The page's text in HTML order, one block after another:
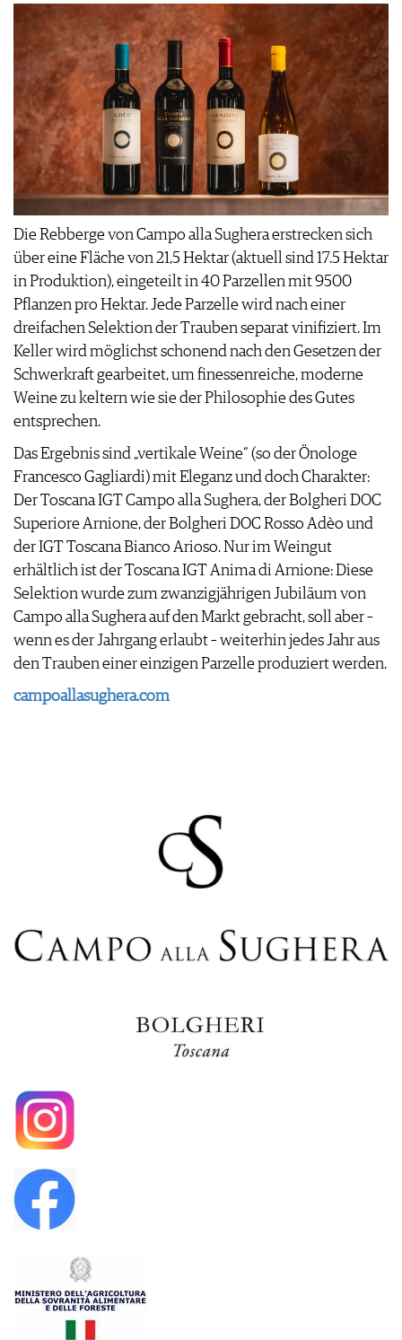
Die Rebberge von Campo alla Sughera erstrecken sich
über eine Fläche von 21,5 Hektar (aktuell sind 17.5 Hektar
in Produktion), eingeteilt in 40 Parzellen mit 9500
Pflanzen pro Hektar. Jede Parzelle wird nach einer
dreifachen Selektion der Trauben separat vinifiziert. Im
Keller wird möglichst schonend nach den Gesetzen der
Schwerkraft gearbeitet, um finessenreiche, moderne
Weine zu keltern wie sie der Philosophie des Gutes
entsprechen.
Das Ergebnis sind „vertikale Weine“ (so der Önologe
Francesco Gagliardi) mit Eleganz und doch Charakter:
Der Toscana IGT Campo alla Sughera, der Bolgheri DOC
Superiore Arnione, der Bolgheri DOC Rosso Adèo und
der IGT Toscana Bianco Arioso. Nur im Weingut
erhältlich ist der Toscana IGT Anima di Arnione: Diese
Selektion wurde zum zwanzigjährigen Jubiläum von
Campo alla Sughera auf den Markt gebracht, soll aber –
wenn es der Jahrgang erlaubt – weiterhin jedes Jahr aus
den Trauben einer einzigen Parzelle produziert werden.
campoallasughera.com